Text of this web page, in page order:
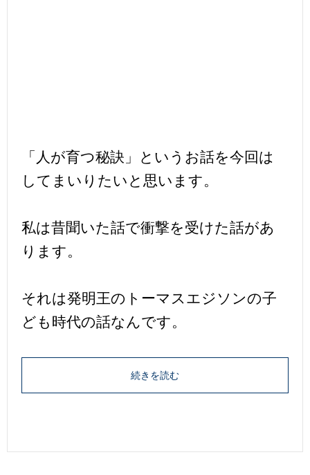
「人が育つ秘訣」というお話を今回は
してまいりたいと思います。
私は昔聞いた話で衝撃を受けた話があ
ります。
それは発明王のトーマスエジソンの子
ども時代の話なんです。
続きを読む